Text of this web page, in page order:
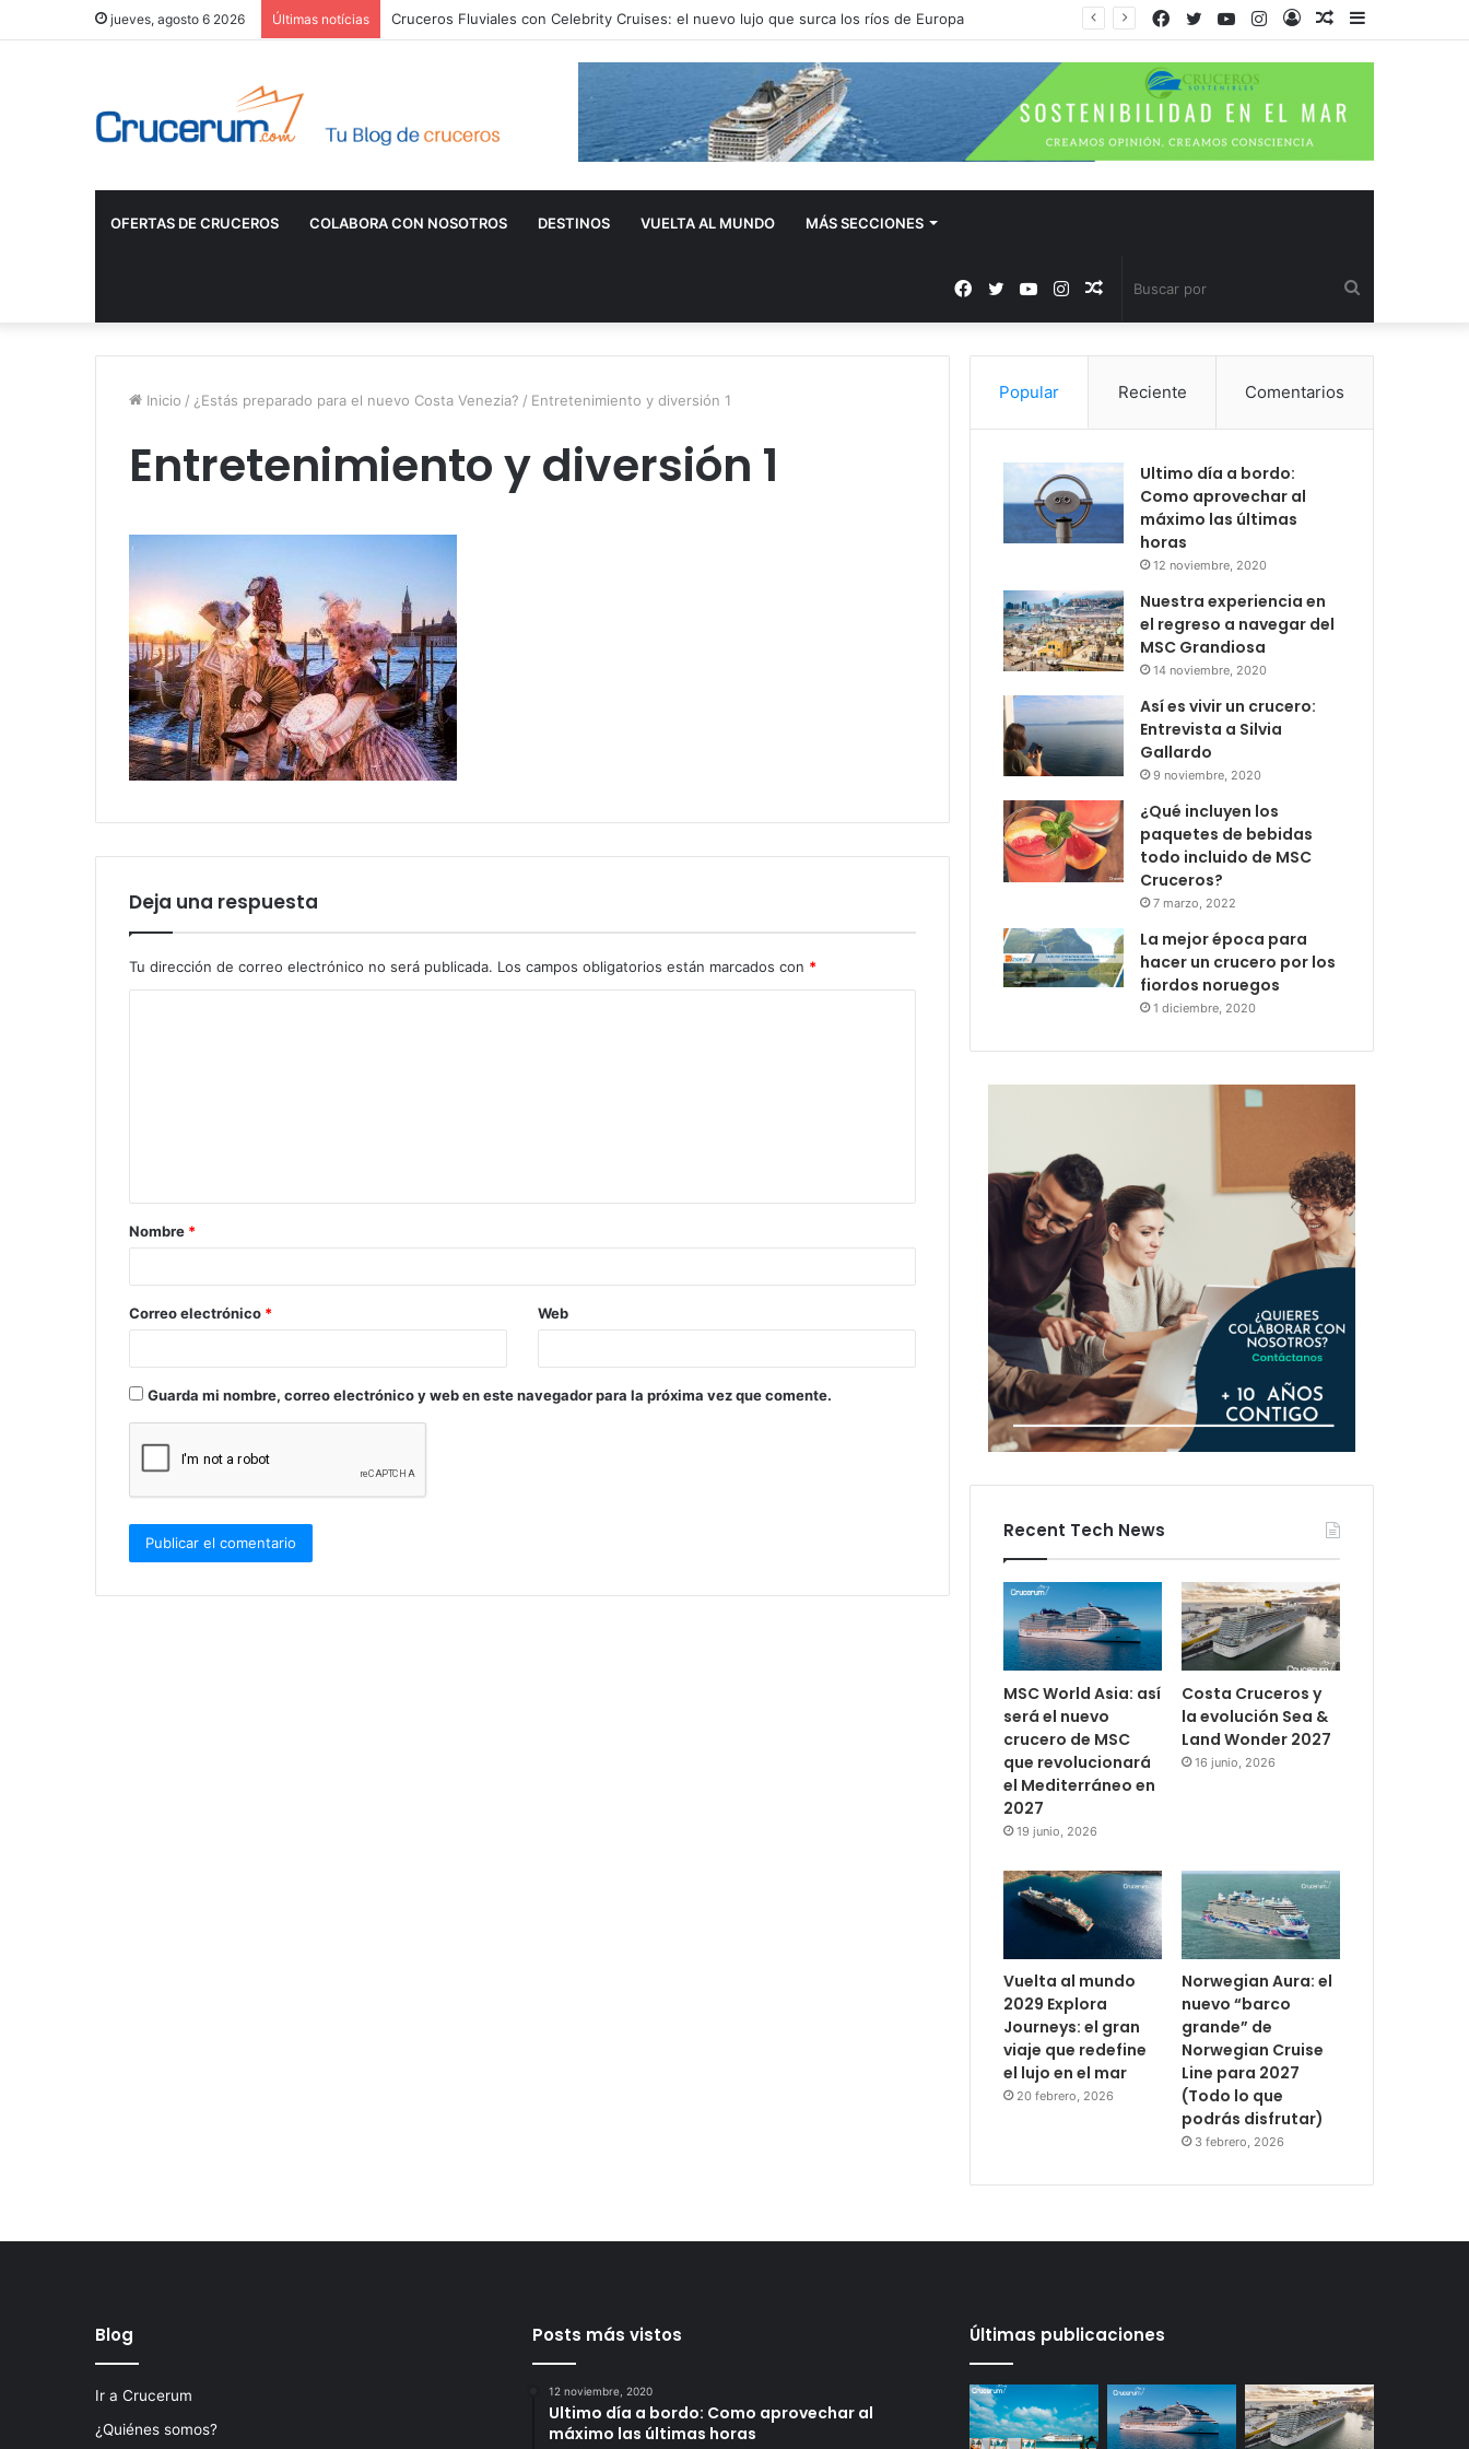
jueves, agosto 6 2026 Últimas notícias Cruceros Fluviales con Celebrity Cruises: el nuevo lujo que surca los ríos de Europa
Barra
Publicación
Acceso
Instagram
YouTube
Twitter
Facebook
OFERTAS DE CRUCEROS COLABORA CON NOSOTROS DESTINOS VUELTA AL MUNDO MÁS SECCIONES
por
Publicación
al
Instagram
YouTube
Twitter
Facebook
Inicio / ¿Estás preparado para el nuevo Costa Venezia? / Entretenimiento y diversión 1
Entretenimiento y diversión 1
Deja una respuesta
Tu dirección de correo electrónico no será publicada. Los campos obligatorios están marcados con *
a
r
*
Nombre *
Correo electrónico * Web
Guarda mi nombre, correo electrónico y web en este navegador para la próxima vez que comente.
Popular Reciente Comentarios
Ultimo día a bordo:
Como aprovechar al
máximo las últimas
horas
12 noviembre, 2020
Nuestra experiencia en
el regreso a navegar del
MSC Grandiosa
14 noviembre, 2020
Así es vivir un crucero:
Entrevista a Silvia
Gallardo
9 noviembre, 2020
¿Qué incluyen los
paquetes de bebidas
todo incluido de MSC
Cruceros?
7 marzo, 2022
La mejor época para
hacer un crucero por los
fiordos noruegos
1 diciembre, 2020
Recent Tech News
MSC World Asia: así
será el nuevo
crucero de MSC
que revolucionará
el Mediterráneo en
2027
19 junio, 2026
Costa Cruceros y
la evolución Sea &
Land Wonder 2027
16 junio, 2026
Vuelta al mundo
2029 Explora
Journeys: el gran
viaje que redefine
el lujo en el mar
20 febrero, 2026
Norwegian Aura: el
nuevo “barco
grande” de
Norwegian Cruise
Line para 2027
(Todo lo que
podrás disfrutar)
3 febrero, 2026
Blog
Ir a Crucerum
¿Quiénes somos?
Posts más vistos
12 noviembre, 2020
Ultimo día a bordo: Como aprovechar al
máximo las últimas horas
Últimas publicaciones